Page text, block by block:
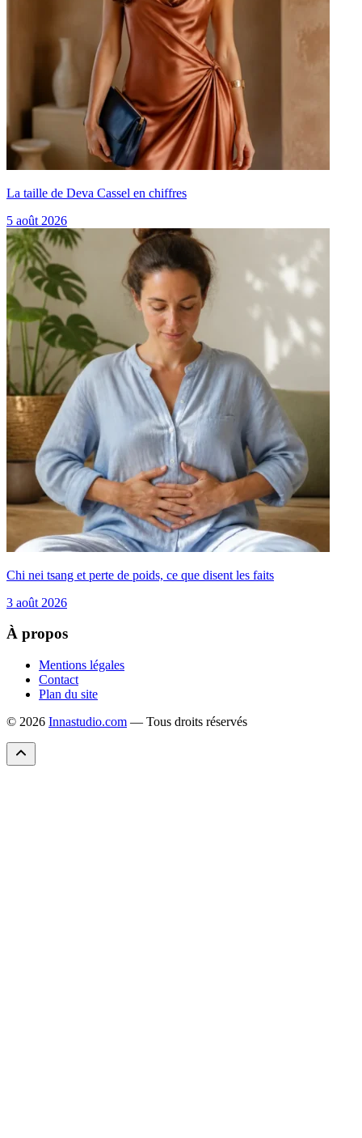
La taille de Deva Cassel en chiffres
5 août 2026
Chi nei tsang et perte de poids, ce que disent les faits
3 août 2026
À propos
Mentions légales
Contact
Plan du site
© 2026 Innastudio.com — Tous droits réservés